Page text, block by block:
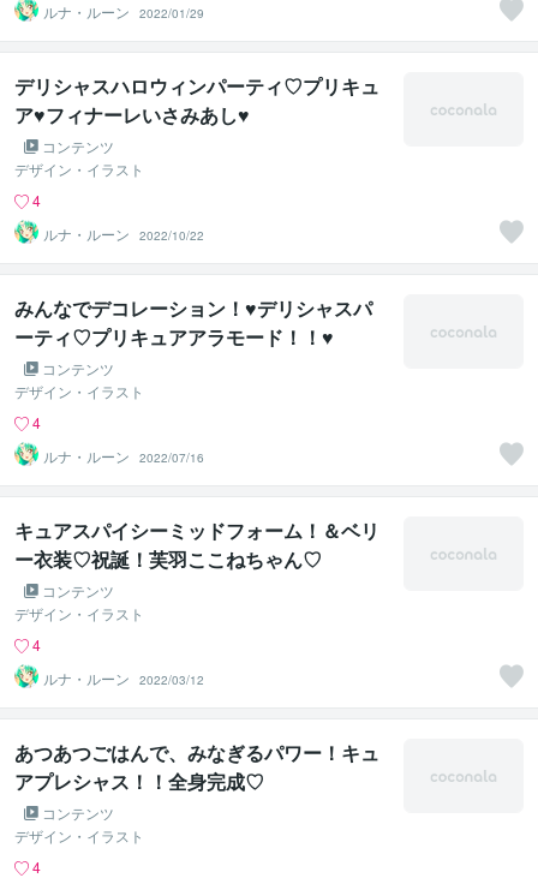
ルナ・ルーン
2022/01/29
デリシャスハロウィンパーティ♡プリキュ
ア♥フィナーレいさみあし♥
コンテンツ
デザイン・イラスト
4
ルナ・ルーン
2022/10/22
みんなでデコレーション！♥デリシャスパ
ーティ♡プリキュアアラモード！！♥
コンテンツ
デザイン・イラスト
4
ルナ・ルーン
2022/07/16
キュアスパイシーミッドフォーム！＆ベリ
ー衣装♡祝誕！芙羽ここねちゃん♡
コンテンツ
デザイン・イラスト
4
ルナ・ルーン
2022/03/12
あつあつごはんで、みなぎるパワー！キュ
アプレシャス！！全身完成♡
コンテンツ
デザイン・イラスト
4